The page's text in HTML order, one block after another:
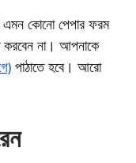
এমন কোনো পেপার ফরম
করবেন না। আপনাকে
পাঠাতে হবে। আরো